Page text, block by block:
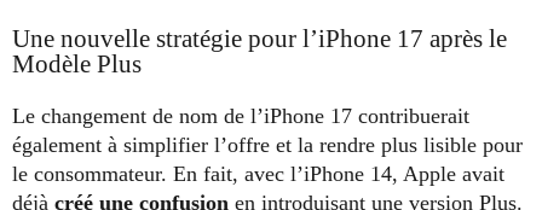
Une nouvelle stratégie pour l’iPhone 17 après le
Modèle Plus
Le changement de nom de l’iPhone 17 contribuerait
également à simplifier l’offre et la rendre plus lisible pour
le consommateur. En fait, avec l’iPhone 14, Apple avait
déjà créé une confusion en introduisant une version Plus.